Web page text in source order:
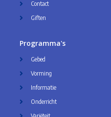
Contact
Giften
Programma's
Gebed
Vorming
Informatie
Onderricht